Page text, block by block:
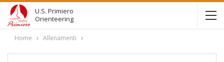
U.S. Primiero
Orienteering
Home Allenamenti